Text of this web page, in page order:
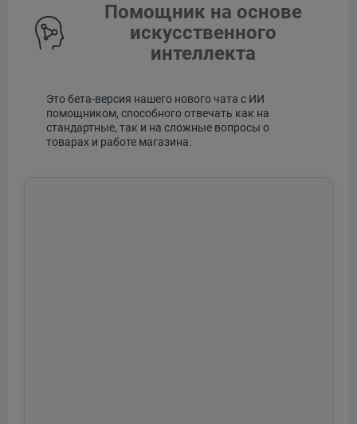
Помощник на основе
искусственного
интеллекта
Это бета-версия нашего нового чата с ИИ
помощником, способного отвечать как на
стандартные, так и на сложные вопросы о
товарах и работе магазина.